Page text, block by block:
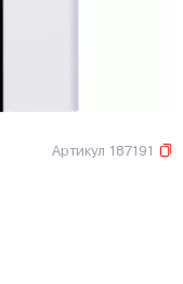
Артикул 187191